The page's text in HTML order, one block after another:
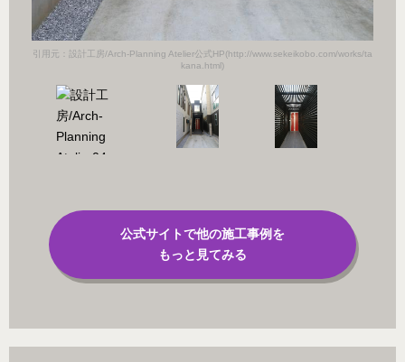
引用元：設計工房/Arch-Planning Atelier公式HP(http://www.sekeikobo.com/works/ta
kana.html)
公式サイトで他の施工事例を
もっと見てみる